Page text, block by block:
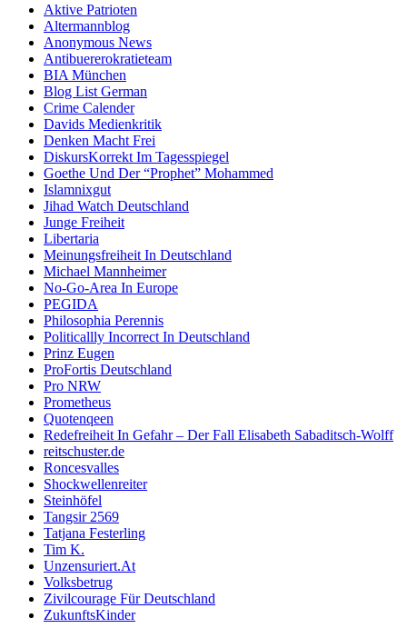
Aktive Patrioten
Altermannblog
Anonymous News
Antibuererokratieteam
BIA München
Blog List German
Crime Calender
Davids Medienkritik
Denken Macht Frei
DiskursKorrekt Im Tagesspiegel
Goethe Und Der “Prophet” Mohammed
Islamnixgut
Jihad Watch Deutschland
Junge Freiheit
Libertaria
Meinungsfreiheit In Deutschland
Michael Mannheimer
No-Go-Area In Europe
PEGIDA
Philosophia Perennis
Politicallly Incorrect In Deutschland
Prinz Eugen
ProFortis Deutschland
Pro NRW
Prometheus
Quotenqeen
Redefreiheit In Gefahr – Der Fall Elisabeth Sabaditsch-Wolff
reitschuster.de
Roncesvalles
Shockwellenreiter
Steinhöfel
Tangsir 2569
Tatjana Festerling
Tim K.
Unzensuriert.At
Volksbetrug
Zivilcourage Für Deutschland
ZukunftsKinder